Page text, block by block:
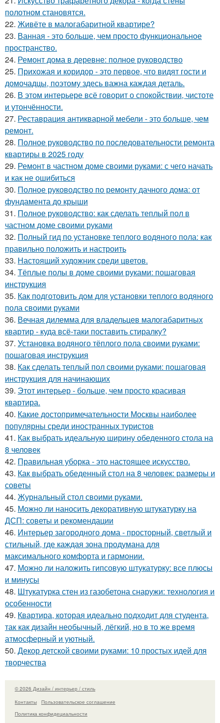
полотном становятся.
22. Живёте в малогабаритной квартире?
23. Ванная - это больше, чем просто функциональное
пространство.
24. Ремонт дома в деревне: полное руководство
25. Прихожая и коридор - это первое, что видят гости и
домочадцы, поэтому здесь важна каждая деталь.
26. В этом интерьере всё говорит о спокойствии, чистоте
и утончённости.
27. Реставрация антикварной мебели - это больше, чем
ремонт.
28. Полное руководство по последовательности ремонта
квартиры в 2025 году
29. Ремонт в частном доме своими руками: с чего начать
и как не ошибиться
30. Полное руководство по ремонту дачного дома: от
фундамента до крыши
31. Полное руководство: как сделать теплый пол в
частном доме своими руками
32. Полный гид по установке теплого водяного пола: как
правильно положить и настроить
33. Настоящий художник среди цветов.
34. Тёплые полы в доме своими руками: пошаговая
инструкция
35. Как подготовить дом для установки теплого водяного
пола своими руками
36. Вечная дилемма для владельцев малогабаритных
квартир - куда всё-таки поставить стиралку?
37. Установка водяного тёплого пола своими руками:
пошаговая инструкция
38. Как сделать теплый пол своими руками: пошаговая
инструкция для начинающих
39. Этот интерьер - больше, чем просто красивая
квартира.
40. Какие достопримечательности Москвы наиболее
популярны среди иностранных туристов
41. Как выбрать идеальную ширину обеденного стола на
8 человек
42. Правильная уборка - это настоящее искусство.
43. Как выбрать обеденный стол на 8 человек: размеры и
советы
44. Журнальный стол своими руками.
45. Можно ли наносить декоративную штукатурку на
ДСП: советы и рекомендации
46. Интерьер загородного дома - просторный, светлый и
стильный, где каждая зона продумана для
максимального комфорта и гармонии.
47. Можно ли наложить гипсовую штукатурку: все плюсы
и минусы
48. Штукатурка стен из газобетона снаружи: технология и
особенности
49. Квартира, которая идеально подходит для студента,
так как дизайн необычный, лёгкий, но в то же время
атмосферный и уютный.
50. Декор детской своими руками: 10 простых идей для
творчества
© 2026 Дизайн / интерьер / стиль
Контакты
Пользовательское соглашение
Политика конфидециальности